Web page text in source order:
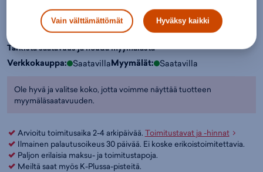
Lisää ostoskoriin
Tarkista saatavuus ja nouda myymälästä
Verkkokauppa: SaatavillaMyymälät: Saatavilla
Ole hyvä ja valitse koko, jotta voimme näyttää tuotteen
myymäläsaatavuuden.
Arvioitu toimitusaika 2-4 arkipäivää. Toimitustavat ja -hinnat
Ilmainen palautusoikeus 30 päivää. Ei koske erikoistoimitettavia.
Paljon erilaisia maksu- ja toimitustapoja.
Meiltä saat myös K-Plussa-pisteitä.
Vain välttämättömät Hyväksy kaikki